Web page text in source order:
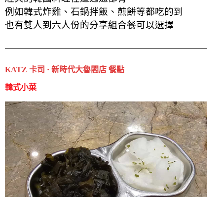
例如韓式炸雞、石鍋拌飯、煎餅等都吃的到
也有雙人到六人份的分享組合餐可以選擇
KATZ 卡司 · 新時代大魯閣店 餐點
韓式小菜